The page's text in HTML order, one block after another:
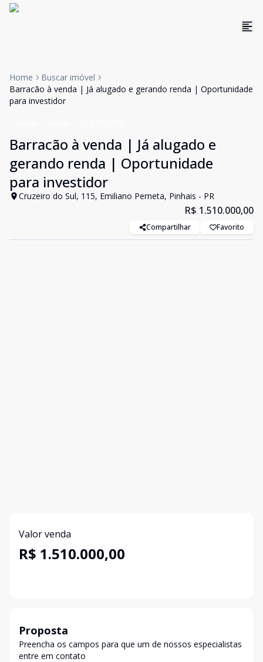
Home
Buscar imóvel
Barracão à venda | Já alugado e gerando renda | Oportunidade
para investidor
Barracão à venda | Já alugado e
gerando renda | Oportunidade
para investidor
Cruzeiro do Sul, 115, Emiliano Perneta, Pinhais - PR
R$ 1.510.000,00
Compartilhar Favorito
Valor venda
R$ 1.510.000,00
Proposta
Preencha os campos para que um de nossos especialistas
entre em contato